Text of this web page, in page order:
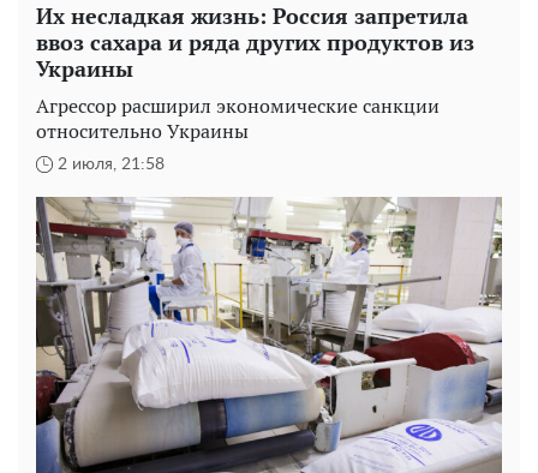
Их несладкая жизнь: Россия запретила
ввоз сахара и ряда других продуктов из
Украины
Агрессор расширил экономические санкции
относительно Украины
2 июля, 21:58